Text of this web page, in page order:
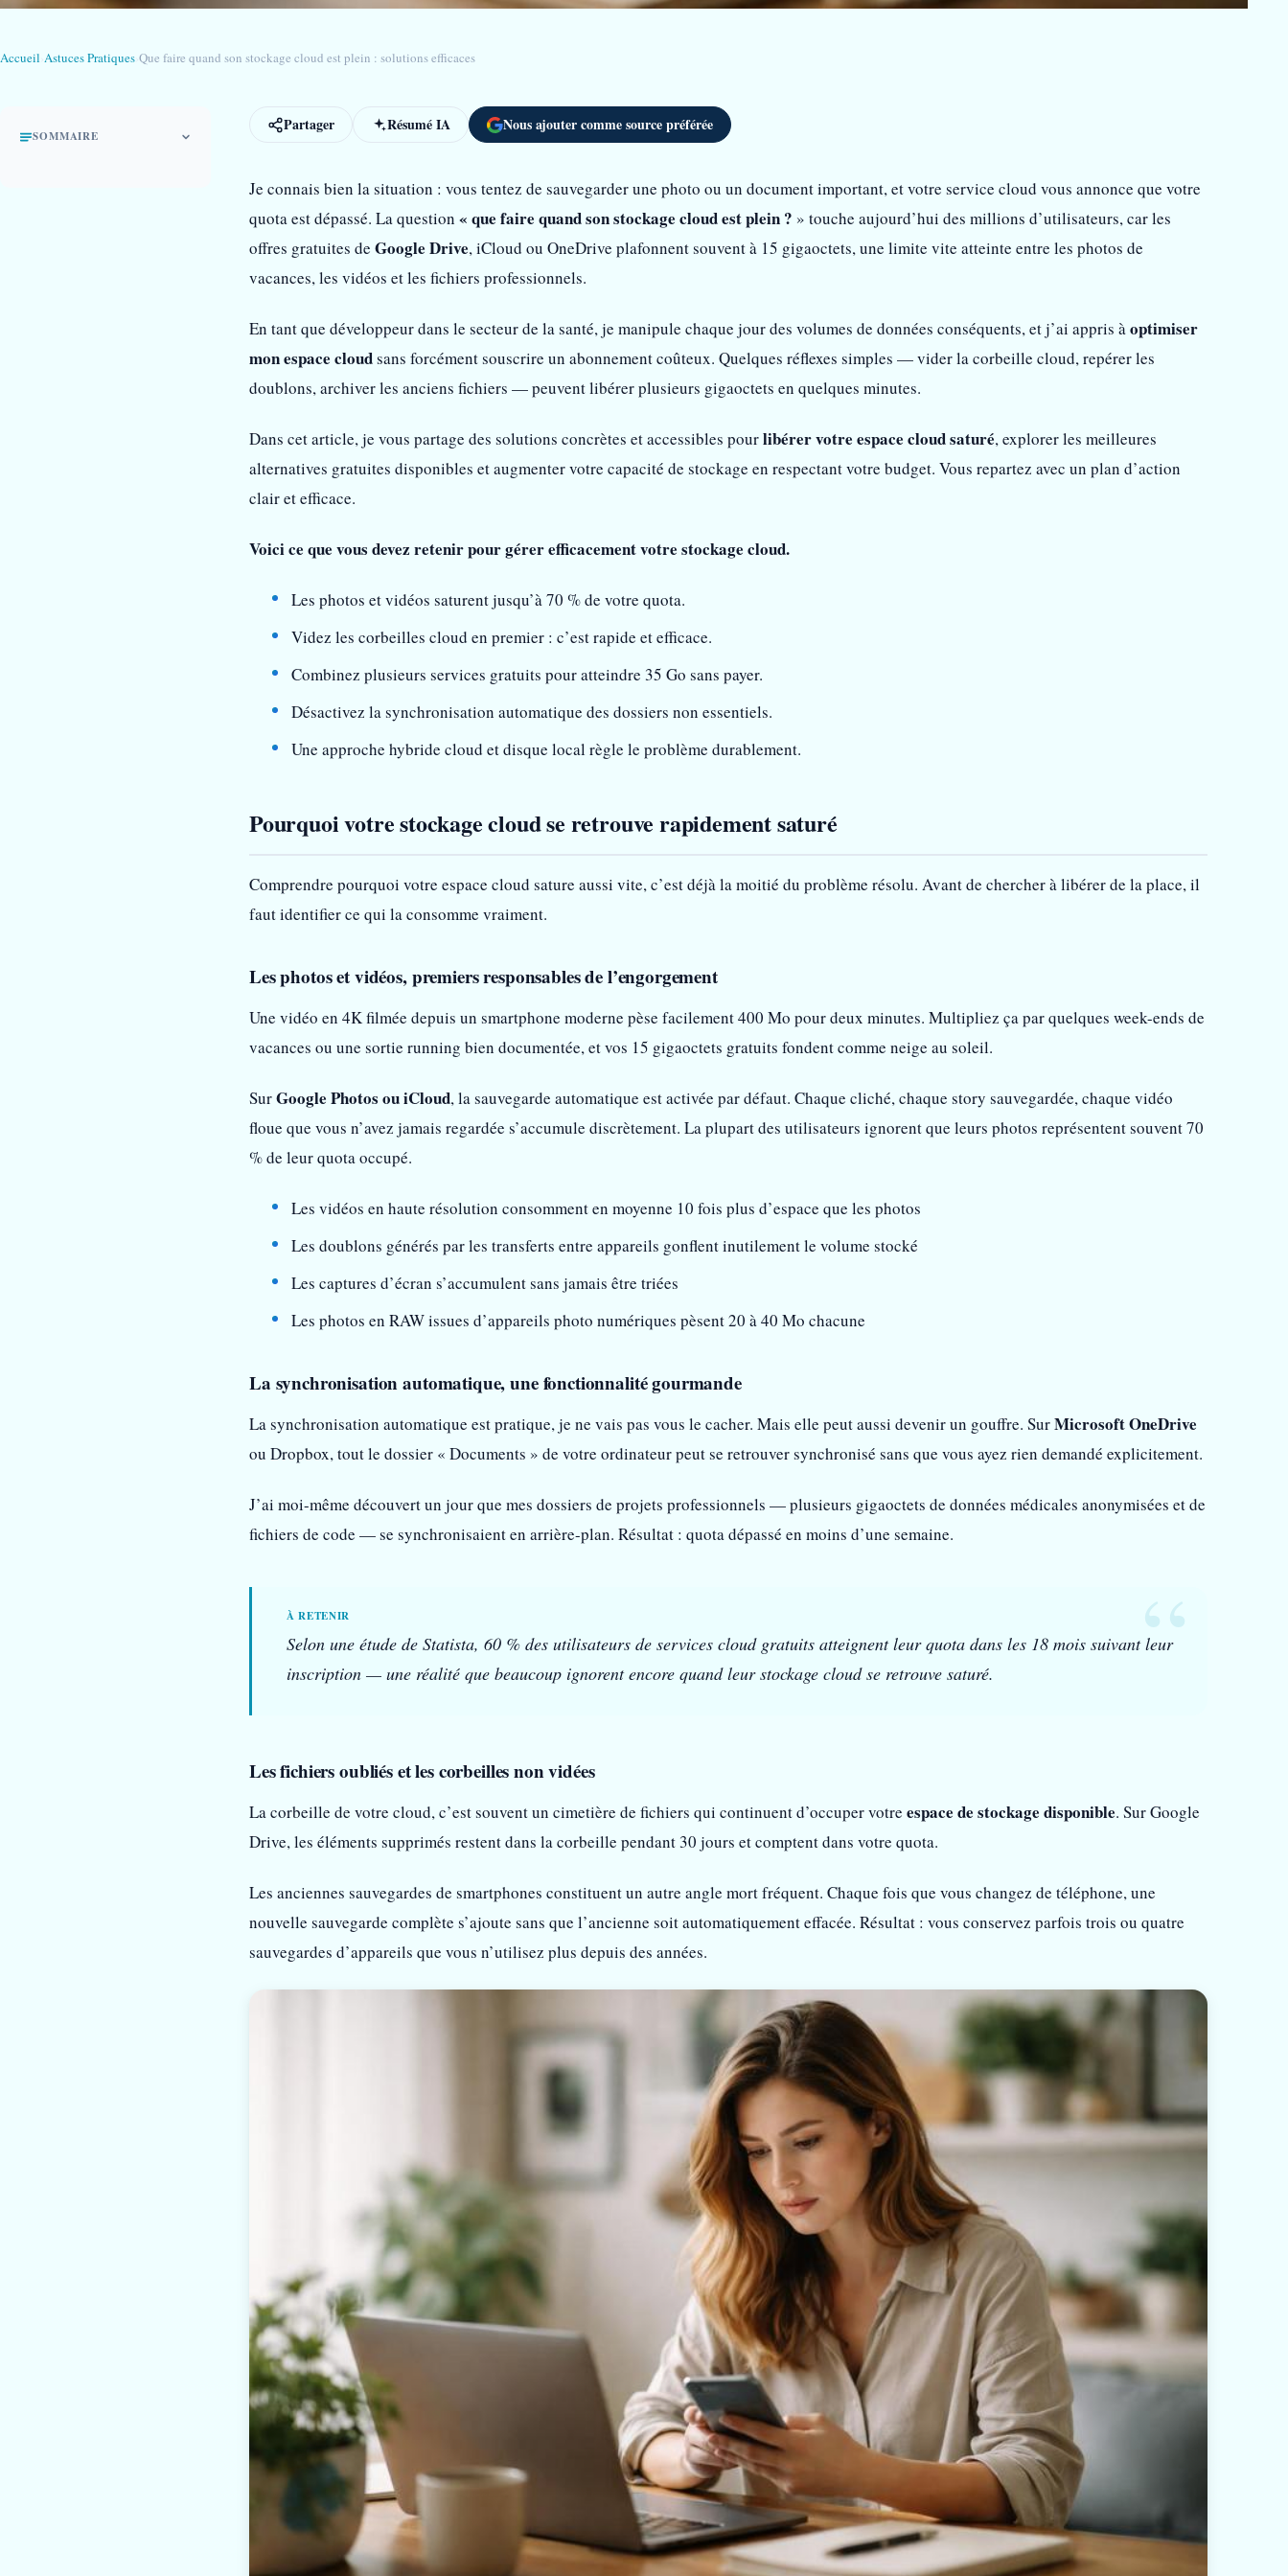
Accueil Astuces Pratiques Que faire quand son stockage cloud est plein : solutions efficaces
SOMMAIRE
Partager Résumé IA Nous ajouter comme source préférée
Je connais bien la situation : vous tentez de sauvegarder une photo ou un document important, et votre service cloud vous annonce que votre
quota est dépassé. La question « que faire quand son stockage cloud est plein ? » touche aujourd’hui des millions d’utilisateurs, car les
offres gratuites de Google Drive, iCloud ou OneDrive plafonnent souvent à 15 gigaoctets, une limite vite atteinte entre les photos de
vacances, les vidéos et les fichiers professionnels.
En tant que développeur dans le secteur de la santé, je manipule chaque jour des volumes de données conséquents, et j’ai appris àoptimiser
mon espace cloudsans forcément souscrire un abonnement coûteux. Quelques réflexes simples — vider la corbeille cloud, repérer les
doublons, archiver les anciens fichiers — peuvent libérer plusieurs gigaoctets en quelques minutes.
Dans cet article, je vous partage des solutions concrètes et accessibles pourlibérer votre espace cloud saturé, explorer les meilleures
alternatives gratuites disponibles et augmenter votre capacité de stockage en respectant votre budget. Vous repartez avec un plan d’action
clair et efficace.
Voici ce que vous devez retenir pour gérer efficacement votre stockage cloud.
Les photos et vidéos saturent jusqu’à 70 % de votre quota.
Videz les corbeilles cloud en premier : c’est rapide et efficace.
Combinez plusieurs services gratuits pour atteindre 35 Go sans payer.
Désactivez la synchronisation automatique des dossiers non essentiels.
Une approche hybride cloud et disque local règle le problème durablement.
Pourquoi votre stockage cloud se retrouve rapidement saturé
Comprendre pourquoi votre espace cloud sature aussi vite, c’est déjà la moitié du problème résolu. Avant de chercher à libérer de la place, il
faut identifier ce qui la consomme vraiment.
Les photos et vidéos, premiers responsables de l’engorgement
Une vidéo en 4K filmée depuis un smartphone moderne pèse facilement 400 Mo pour deux minutes. Multipliez ça par quelques week-ends de
vacances ou une sortie running bien documentée, et vos 15 gigaoctets gratuits fondent comme neige au soleil.
SurGoogle Photos ou iCloud, la sauvegarde automatique est activée par défaut. Chaque cliché, chaque story sauvegardée, chaque vidéo
floue que vous n’avez jamais regardée s’accumule discrètement. La plupart des utilisateurs ignorent que leurs photos représentent souvent 70
% de leur quota occupé.
Les vidéos en haute résolution consomment en moyenne 10 fois plus d’espace que les photos
Les doublons générés par les transferts entre appareils gonflent inutilement le volume stocké
Les captures d’écran s’accumulent sans jamais être triées
Les photos en RAW issues d’appareils photo numériques pèsent 20 à 40 Mo chacune
La synchronisation automatique, une fonctionnalité gourmande
La synchronisation automatique est pratique, je ne vais pas vous le cacher. Mais elle peut aussi devenir un gouffre. SurMicrosoft OneDrive
ou Dropbox, tout le dossier « Documents » de votre ordinateur peut se retrouver synchronisé sans que vous ayez rien demandé explicitement.
J’ai moi-même découvert un jour que mes dossiers de projets professionnels — plusieurs gigaoctets de données médicales anonymisées et de
fichiers de code — se synchronisaient en arrière-plan. Résultat : quota dépassé en moins d’une semaine.
Selon une étude de Statista, 60 % des utilisateurs de services cloud gratuits atteignent leur quota dans les 18 mois suivant leur
inscription — une réalité que beaucoup ignorent encore quand leur stockage cloud se retrouve saturé.
Les fichiers oubliés et les corbeilles non vidées
La corbeille de votre cloud, c’est souvent un cimetière de fichiers qui continuent d’occuper votre espace de stockage disponible. Sur Google
Drive, les éléments supprimés restent dans la corbeille pendant 30 jours et comptent dans votre quota.
Les anciennes sauvegardes de smartphones constituent un autre angle mort fréquent. Chaque fois que vous changez de téléphone, une
nouvelle sauvegarde complète s’ajoute sans que l’ancienne soit automatiquement effacée. Résultat : vous conservez parfois trois ou quatre
sauvegardes d’appareils que vous n’utilisez plus depuis des années.